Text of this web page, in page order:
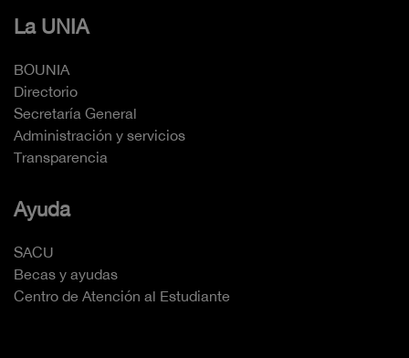
La UNIA
BOUNIA
Directorio
Secretaría General
Administración y servicios
Transparencia
Ayuda
SACU
Becas y ayudas
Centro de Atención al Estudiante